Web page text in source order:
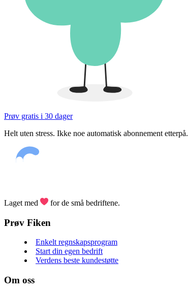
Prøv gratis i 30 dager
Helt uten stress. Ikke noe automatisk abonnement etterpå.
Laget med for de små bedriftene.
Prøv Fiken
Enkelt regnskapsprogram
Start din egen bedrift
Verdens beste kundestøtte
Om oss